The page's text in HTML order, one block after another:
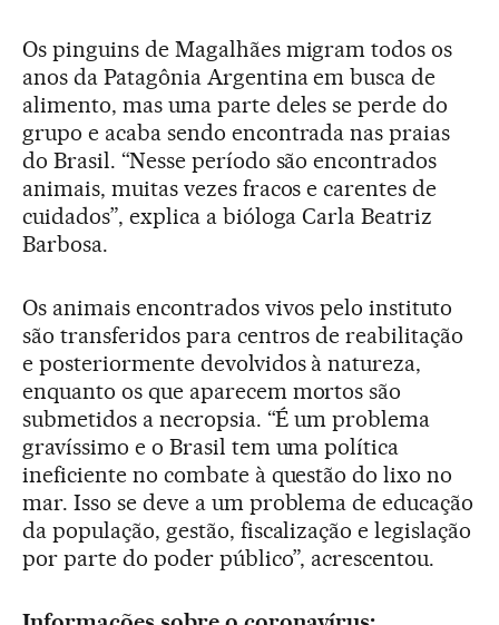
Os pinguins de Magalhães migram todos os
anos da Patagônia Argentina em busca de
alimento, mas uma parte deles se perde do
grupo e acaba sendo encontrada nas praias
do Brasil. “Nesse período são encontrados
animais, muitas vezes fracos e carentes de
cuidados”, explica a bióloga Carla Beatriz
Barbosa.
Os animais encontrados vivos pelo instituto
são transferidos para centros de reabilitação
e posteriormente devolvidos à natureza,
enquanto os que aparecem mortos são
submetidos a necropsia. “É um problema
gravíssimo e o Brasil tem uma política
ineficiente no combate à questão do lixo no
mar. Isso se deve a um problema de educação
da população, gestão, fiscalização e legislação
por parte do poder público”, acrescentou.